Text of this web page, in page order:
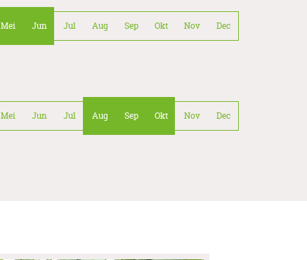
Mei Jun Jul Aug Sep Okt Nov Dec
Mei Jun Jul Aug Sep Okt Nov Dec